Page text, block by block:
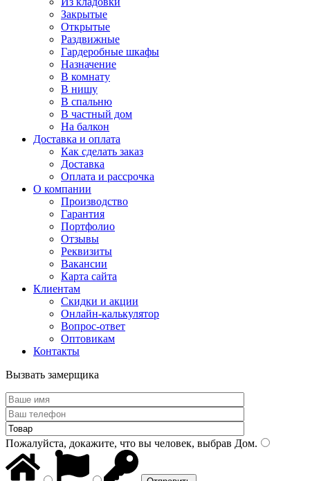
Закрытые
Открытые
Раздвижные
Гардеробные шкафы
Назначение
В комнату
В нишу
В спальню
В частный дом
На балкон
Доставка и оплата
Как сделать заказ
Доставка
Оплата и рассрочка
О компании
Производство
Гарантия
Портфолио
Отзывы
Реквизиты
Вакансии
Карта сайта
Клиентам
Скидки и акции
Онлайн-калькулятор
Вопрос-ответ
Оптовикам
Контакты
Вызвать замерщика
Пожалуйста, докажите, что вы человек, выбрав Дом.